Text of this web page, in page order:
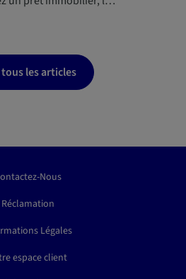
les articles
Nous
Réclamation
Légales
espace client